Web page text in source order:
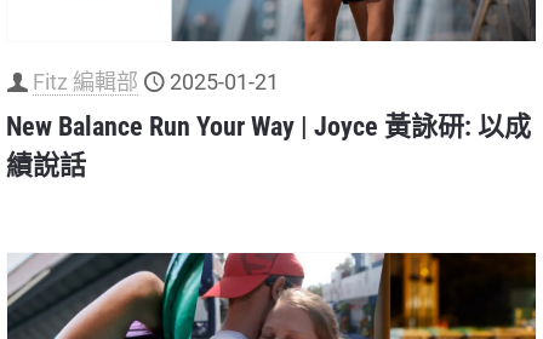
Fitz 編輯部 2025-01-21
New Balance Run Your Way | Joyce 黃詠研: 以成
績說話